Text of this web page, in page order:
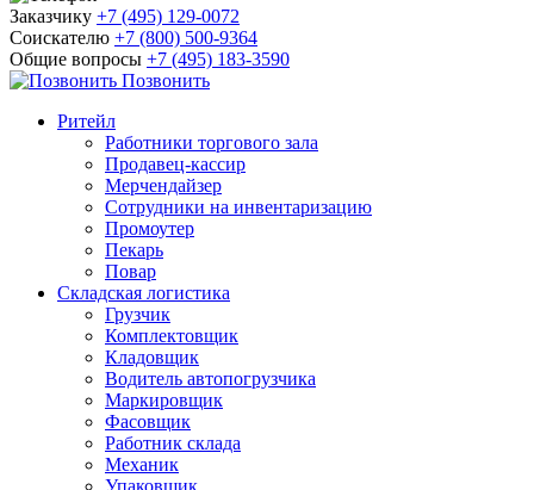
Заказчику +7 (495) 129-0072
Соискателю +7 (800) 500-9364
Общие вопросы +7 (495) 183-3590
Позвонить
Ритейл
Работники торгового зала
Продавец-кассир
Мерчендайзер
Сотрудники на инвентаризацию
Промоутер
Пекарь
Повар
Складская логистика
Грузчик
Комплектовщик
Кладовщик
Водитель автопогрузчика
Маркировщик
Фасовщик
Работник склада
Механик
Упаковщик